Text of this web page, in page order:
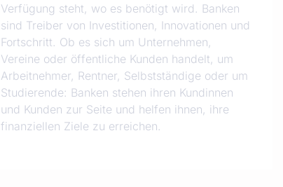
Verfügung steht, wo es benötigt wird. Banken
sind Treiber von Investitionen, Innovationen und
Fortschritt. Ob es sich um Unternehmen,
Vereine oder öffentliche Kunden handelt, um
Arbeitnehmer, Rentner, Selbstständige oder um
Studierende: Banken stehen ihren Kundinnen
und Kunden zur Seite und helfen ihnen, ihre
finanziellen Ziele zu erreichen.